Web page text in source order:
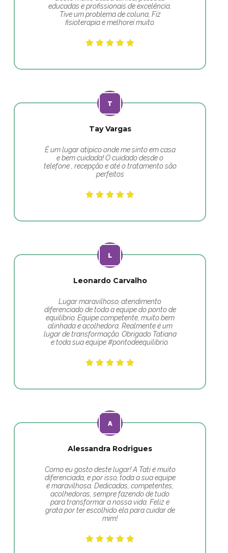
educadas e profissionais de excelência.
Tive um problema de coluna, Fiz
fisioterapia e melhorei muito.
Tay Vargas
É um lugar atípico onde me sinto em casa
e bem cuidada! O cuidado desde o
telefone , recepção e até o tratamento são
perfeitos
Leonardo Carvalho
Lugar maravilhoso, atendimento
diferenciado de toda a equipe do ponto de
equilíbrio. Equipe competente, muito bem
alinhada e acolhedora. Realmente é um
lugar de transformação. Obrigado Tatiana
e toda sua equipe #pontodeequilibrio.
Alessandra Rodrigues
Como eu gosto deste lugar! A Tati é muito
diferenciada, e por isso, toda a sua equipe
é maravilhosa. Dedicadas, competentes,
acolhedoras, sempre fazendo de tudo
para transformar a nossa vida. Feliz e
grata por ter escolhido ela para cuidar de
mim!